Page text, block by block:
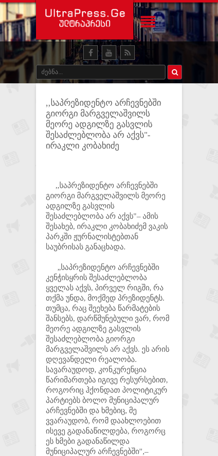
,,საპრეზიდენტო არჩევნებში
გიორგი მარგველაშვილს
მეორე ადგილზე გასვლის
შესაძლებლობა არ აქვს"-
ირაკლი კობახიძე
,,საპრეზიდენტო არჩევნებში
გიორგი მარგველაშვილს მეორე
ადგილზე გასვლის
შესაძლებლობა არ აქვს"– ამის
შესახებ, ირაკლი კობახიძემ ვაკის
პარკში ჟურნალისტებთან
საუბრისას განაცხადა.
„საპრეზიდენტო არჩევნებში
კენჭისყრის შესაძლებლობა
ყველას აქვს, პირველ რიგში, რა
თქმა უნდა, მოქმედ პრეზიდენტს.
თუმცა, რაც შეეხება წარმატების
შანსებს, დარწმუნებული ვარ, რომ
მეორე ადგილზე გასვლის
შესაძლებლობა გიორგი
მარგველაშვილს არ აქვს. ეს არის
დღევანდელი რეალობა.
სავარაუდოდ, კონკურენცია
წარიმართება იგივე რესურსებით,
როგორიც ჰქონდათ პოლიტიკურ
პარტიებს ბოლო მუნიციპალურ
არჩევნებში და ხმებიც, მე
ვვარაუდობ, რომ დაახლოებით
ისევე გადანაწილდება, როგორც
ეს ხმები გადანაწილდა
მუნიციპალურ არჩევნებში",–